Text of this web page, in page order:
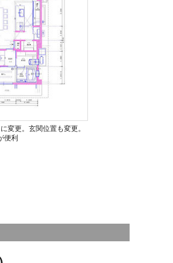
変更。玄関位置も変更。
便利